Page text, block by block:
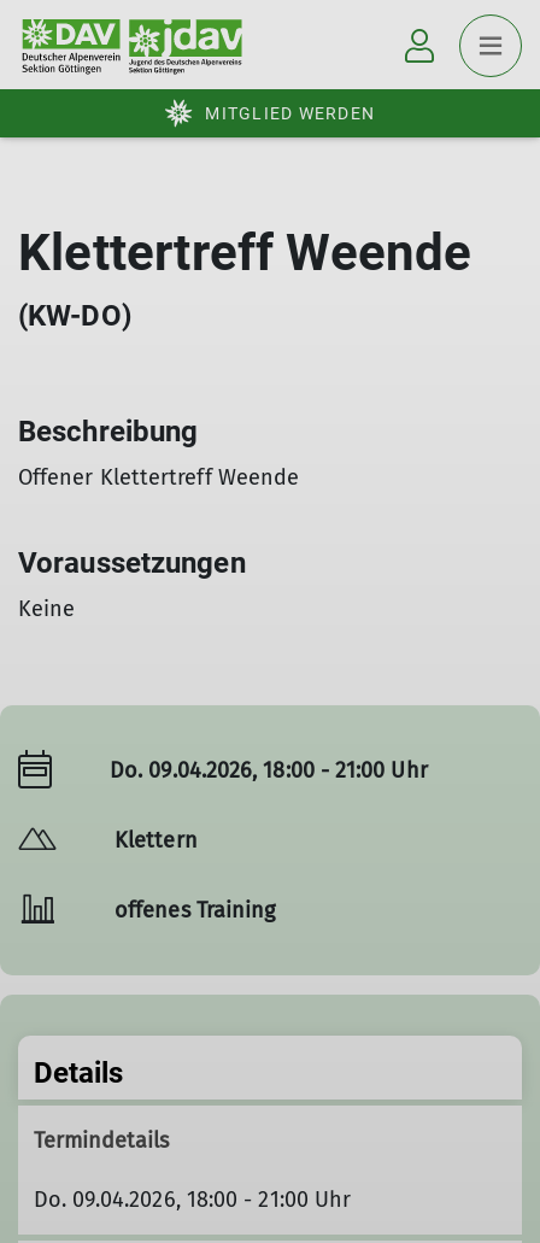
MITGLIED WERDEN
Klettertreff Weende
(KW-DO)
Beschreibung
Offener Klettertreff Weende
Voraussetzungen
Keine
Do. 09.04.2026, 18:00 - 21:00 Uhr
Klettern
offenes Training
Details
Termindetails
Do. 09.04.2026, 18:00 - 21:00 Uhr